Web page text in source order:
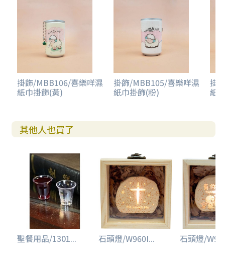
掛飾/MBB106/喜樂咩濕
紙巾掛飾(黃)
掛飾/MBB105/喜樂咩濕
紙巾掛飾(粉)
掛
紙
其他人也買了
聖餐用品/1301... 石頭燈/W960I... 石頭燈/